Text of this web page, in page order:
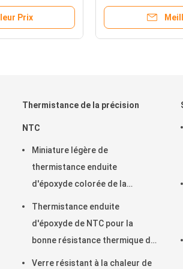
100MΩ,
de
Prix
Φ4,5 mm Conçu
de chaleur dans
Thermistance de la précision
NTC
Miniature légère de
thermistance enduite
d'époxyde colorée de la
Thermistance enduite
d'époxyde de NTC pour la
bonne résistance thermique de
Verre résistant à la chaleur de